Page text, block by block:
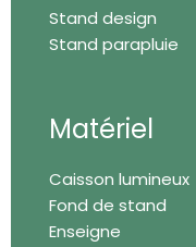
Stand design
Stand parapluie
Matériel
Caisson lumineux
Fond de stand
Enseigne